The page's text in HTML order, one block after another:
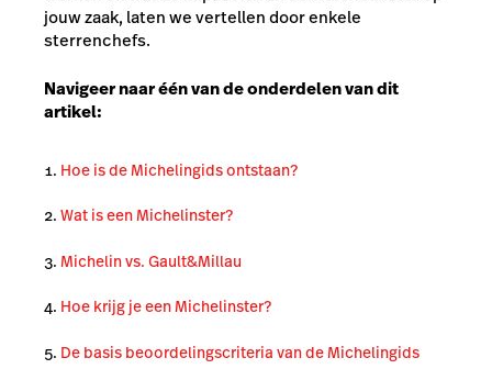
jouw zaak, laten we vertellen door enkele
sterrenchefs.
Navigeer naar één van de onderdelen van dit
artikel:
Hoe is de Michelingids ontstaan?
Wat is een Michelinster?
Michelin vs. Gault&Millau
Hoe krijg je een Michelinster?
De basis beoordelingscriteria van de Michelingids